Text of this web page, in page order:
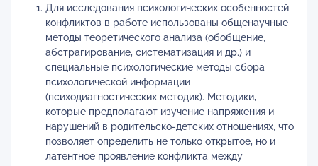
Для исследования психологических особенностей
конфликтов в работе использованы общенаучные
методы теоретического анализа (обобщение,
абстрагирование, систематизация и др.) и
специальные психологические методы сбора
психологической информации
(психодиагностических методик). Методики,
которые предполагают изучение напряжения и
нарушений в родительско-детских отношениях, что
позволяет определить не только открытое, но и
латентное проявление конфликта между